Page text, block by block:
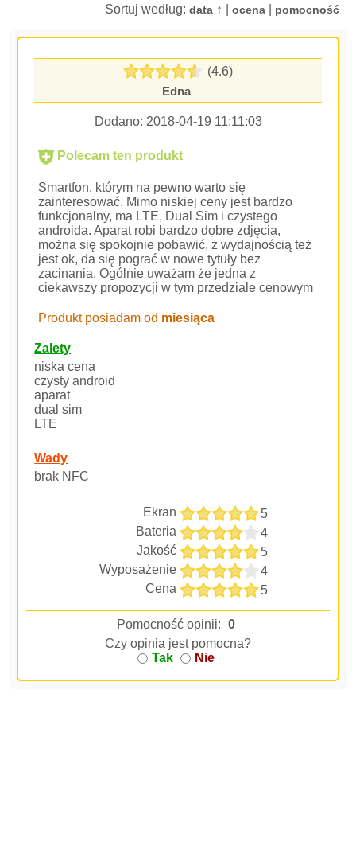
Sortuj według: data↑ | ocena| pomocność
(4.6)
Edna
Dodano: 2018-04-19 11:11:03
Polecam ten produkt
Smartfon, którym na pewno warto się
zainteresować. Mimo niskiej ceny jest bardzo
funkcjonalny, ma LTE, Dual Sim i czystego
androida. Aparat robi bardzo dobre zdjęcia,
można się spokojnie pobawić, z wydajnością też
jest ok, da się pograć w nowe tytuły bez
zacinania. Ogólnie uważam że jedna z
ciekawszy propozycji w tym przedziale cenowym
Produkt posiadam od miesiąca
Zalety
niska cena
czysty android
aparat
dual sim
LTE
Wady
brak NFC
Ekran
5
Bateria
4
Jakość
5
Wyposażenie
4
Cena
5
Pomocność opinii: 0
Czy opinia jest pomocna?
Tak
Nie